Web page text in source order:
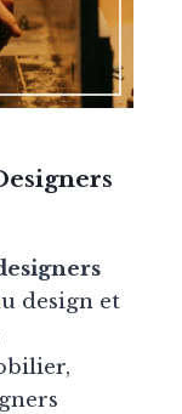
design et